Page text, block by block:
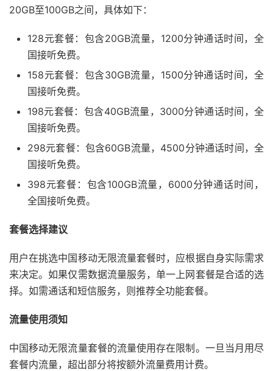
20GB至100GB之间，具体如下：
128元套餐：包含20GB流量，1200分钟通话时间，全
国接听免费。
158元套餐：包含30GB流量，1500分钟通话时间，全
国接听免费。
198元套餐：包含40GB流量，3000分钟通话时间，全
国接听免费。
298元套餐：包含60GB流量，4500分钟通话时间，全
国接听免费。
398元套餐：包含100GB流量，6000分钟通话时间，
全国接听免费。
套餐选择建议
用户在挑选中国移动无限流量套餐时，应根据自身实际需求
来决定。如果仅需数据流量服务，单一上网套餐是合适的选
择。如需通话和短信服务，则推荐全功能套餐。
流量使用须知
中国移动无限流量套餐的流量使用存在限制。一旦当月用尽
套餐内流量，超出部分将按额外流量费用计费。